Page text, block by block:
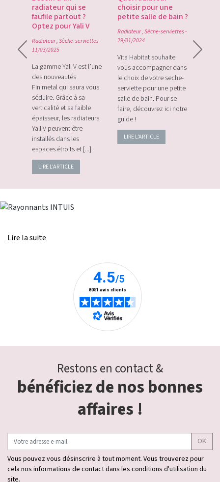
radiateur qui se
faufile partout ?
Optez pour Yali V
Radiateur,Sèche-serviettes-
11/03/2025
La gamme Yali V est l’une
des nouveautés
Finimetal qui saura vous
séduire. Grâce à sa
verticalité et sa faible
épaisseur, les radiateurs
Yali V peuvent être
installés dans les
espaces étroits et [...]
LIRE L'ARTICLE
choisir pour une
petite salle de bain ?
Radiateur,Sèche-serviettes-
29/01/2024
Vita Habitat souhaite
vous accompagner dans
le choix de votre seche-
serviette pour une petite
salle de bain. Pour se
faire, découvrez ici notre
guide !
LIRE L'ARTICLE
Lire la suite
Restons en contact &
bénéficiez de nos bonnes
affaires !
OK
Vous pouvez vous désinscrire à tout moment. Vous trouverez pour
cela nos informations de contact dans les conditions d'utilisation du
site.